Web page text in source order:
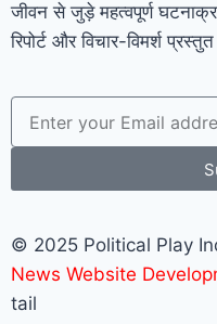
जीवन से जुड़े महत्वपूर्ण
रिपोर्ट और विचार-विमर्श
© 2025 Political Play
News Website
tail